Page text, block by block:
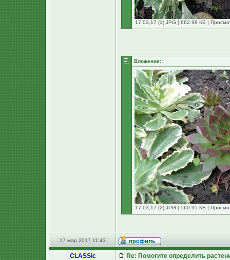
17,03,17 (1).JPG [ 662.98 КБ |
Вложение:
17,03,17 (2).JPG [ 560.95 КБ |
17 мар 2017 11:43
CLASSic
Re: Помогите определить